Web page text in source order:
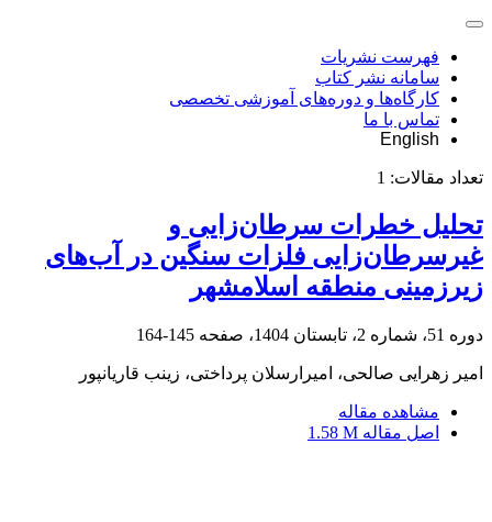
فهرست نشریات
سامانه نشر کتاب
کارگاه‌ها و دوره‌های آموزشی تخصصی
تماس با ما
English
تعداد مقالات: 1
تحلیل خطرات سرطان‌زایی و
غیرسرطان‌زایی فلزات سنگین در آب‌های
زیرزمینی منطقه اسلامشهر
دوره 51، شماره 2، تابستان 1404، صفحه 145-164
امیر زهرایی صالحی، امیرارسلان پرداختی، زینب قاریانپور
مشاهده مقاله
اصل مقاله 1.58 M